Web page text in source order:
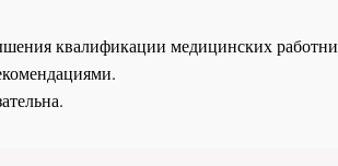
квалификации медицинских